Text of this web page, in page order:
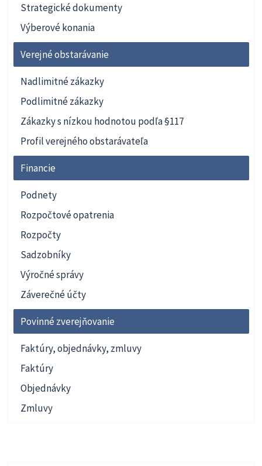
Strategické dokumenty
Výberové konania
Verejné obstarávanie
Nadlimitné zákazky
Podlimitné zákazky
Zákazky s nízkou hodnotou podľa §117
Profil verejného obstarávateľa
Financie
Podnety
Rozpočtové opatrenia
Rozpočty
Sadzobníky
Výročné správy
Záverečné účty
Povinné zverejňovanie
Faktúry, objednávky, zmluvy
Faktúry
Objednávky
Zmluvy